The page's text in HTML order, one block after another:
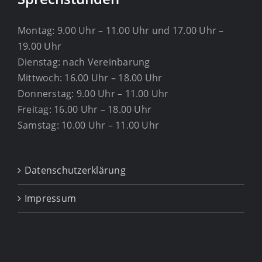
Montag: 9.00 Uhr – 11.00 Uhr und 17.00 Uhr –
19.00 Uhr
Dienstag: nach Vereinbarung
Mittwoch: 16.00 Uhr – 18.00 Uhr
Donnerstag: 9.00 Uhr – 11.00 Uhr
Freitag: 16.00 Uhr – 18.00 Uhr
Samstag: 10.00 Uhr – 11.00 Uhr
Datenschutzerklärung
Impressum